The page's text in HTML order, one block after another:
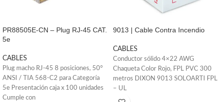
PR88505E-CN – Plug RJ-45 CAT.
5e
CABLES
Plug macho RJ-45 8 posiciones, 50°
ANSI / TIA 568-C2 para Categoría
5e Presentación caja x 100 unidades
Cumple con
9013 | Cable Contra Incendio
CABLES
Conductor sólido 4×22 AWG
Chaqueta Color Rojo, FPL PVC 300
metros DIXON 9013 SOLOARTI FPL
– UL